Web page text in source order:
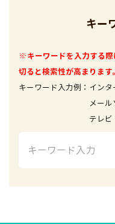
キー
※キーワードを入力する
切ると検索性が高まります。
キーワード入力例：イン
メールソフ
テレビ 映